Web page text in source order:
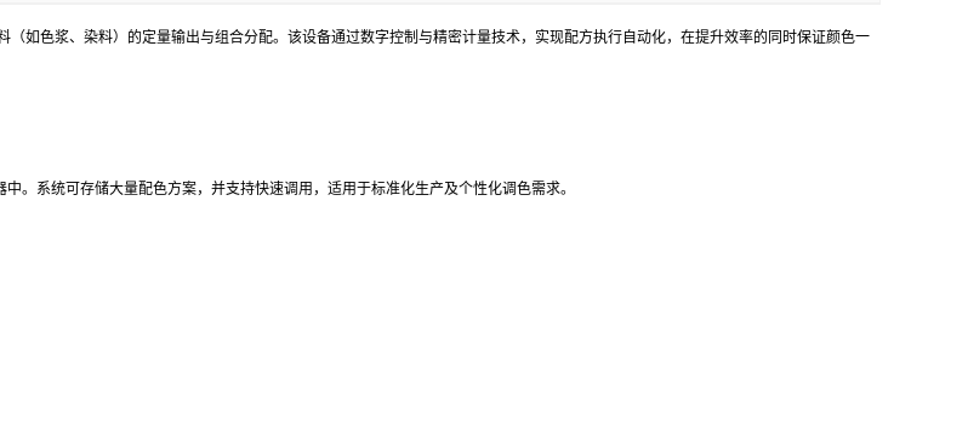
如色浆、染料）的定量输出与组合分配。该设备通过数字控制与精密计量技术，实现配方执行自动化，在提升效率的同时保证颜色一
。系统可存储大量配色方案，并支持快速调用，适用于标准化生产及个性化调色需求。